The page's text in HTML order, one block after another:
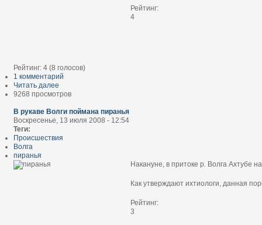
Рейтинг:
4
Рейтинг: 4 (8 голосов)
1 комментарий
Читать далее
9268 просмотров
В рукаве Волги поймана пиранья
Воскресенье, 13 июля 2008 - 12:54
Теги:
Происшествия
Волга
пиранья
Накануне, в притоке р. Волга Ахтубе
Как утверждают ихтиологи, данная
Рейтинг:
3